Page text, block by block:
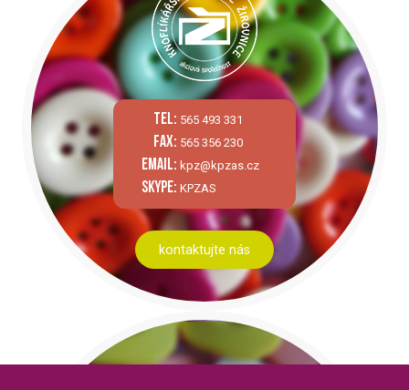
tel: 565 493 331
fax: 565 356 230
email: kpz@kpzas.cz
skype: KPZAS
kontaktujte nás